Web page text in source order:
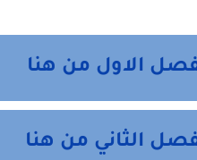
الاول من هنا
الثاني من هنا